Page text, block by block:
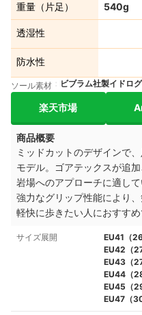
重量（片足） 540g
透湿性
防水性
ソール素材 ビブラム社製イドロ
楽天市場
商品概要
ミッドカットのデザインで
モデル。ゴアテックスが追
岩場へのアプローチに適し
強力なグリップ性能により
軽快に歩きたい人におすすめ
サイズ展開
EU41（
EU42（
EU43（
EU44（
EU45（
EU47（